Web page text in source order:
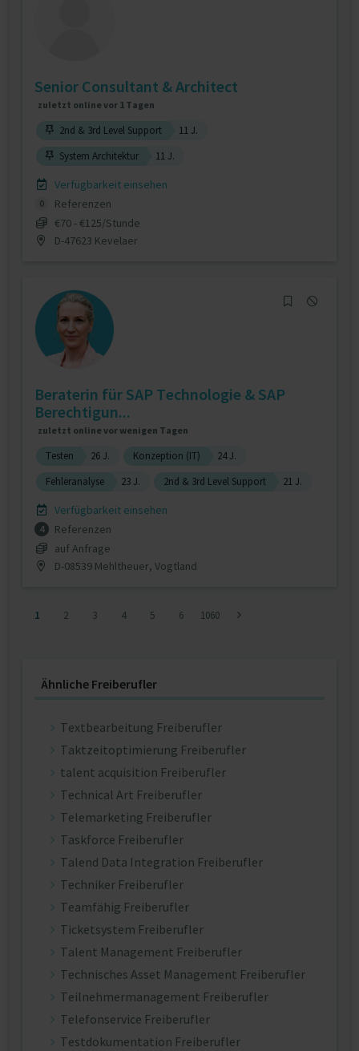
Senior Consultant & Architect
zuletzt online vor 1 Tagen
2nd & 3rd Level Support
11 J.
System Architektur
11 J.
Verfügbarkeit einsehen
0
Referenzen
€70 - €125/Stunde
D-47623 Kevelaer
Beraterin für SAP Technologie & SAP
Berechtigun...
zuletzt online vor wenigen Tagen
Testen 26 J. Konzeption (IT)
24 J.
Fehleranalyse
23 J. 2nd & 3rd Level Support 21 J.
Verfügbarkeit einsehen
4
Referenzen
auf Anfrage
D-08539 Mehltheuer, Vogtland
1 2 3 4 5 6 1060
Ähnliche Freiberufler
Textbearbeitung Freiberufler
Taktzeitoptimierung Freiberufler
talent acquisition Freiberufler
Technical Art Freiberufler
Telemarketing Freiberufler
Taskforce Freiberufler
Talend Data Integration Freiberufler
Techniker Freiberufler
Teamfähig Freiberufler
Ticketsystem Freiberufler
Talent Management Freiberufler
Technisches Asset Management Freiberufler
Teilnehmermanagement Freiberufler
Telefonservice Freiberufler
Testdokumentation Freiberufler